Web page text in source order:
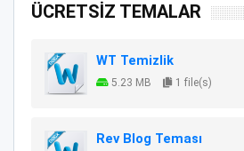
ÜCRETSİZ TEMALAR
WT Temizlik
5.23 MB 1 file(s)
Rev Blog Teması